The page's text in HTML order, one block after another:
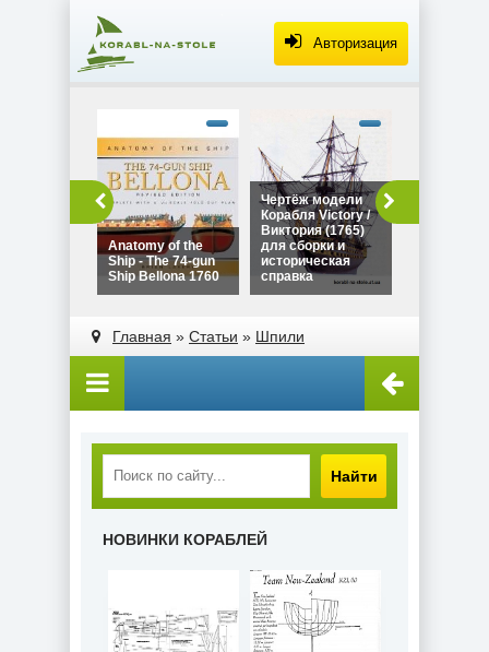
Авторизация
Ship - The 74-gun
Ship Bellona 1760"
height="180">
Anatomy of the
Ship - The 74-gun
Ship Bellona 1760
Виктория (1765)
для сборки и
width="320"
Чертёж модели
Корабля Victory /
Виктория (1765)
для сборки и
историческая
справка
width="320"
Главная » Статьи » Шпили
Найти
НОВИНКИ КОРАБЛЕЙ